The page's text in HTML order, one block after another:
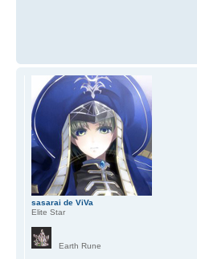
sasarai de ViVa
Elite Star
Earth Rune